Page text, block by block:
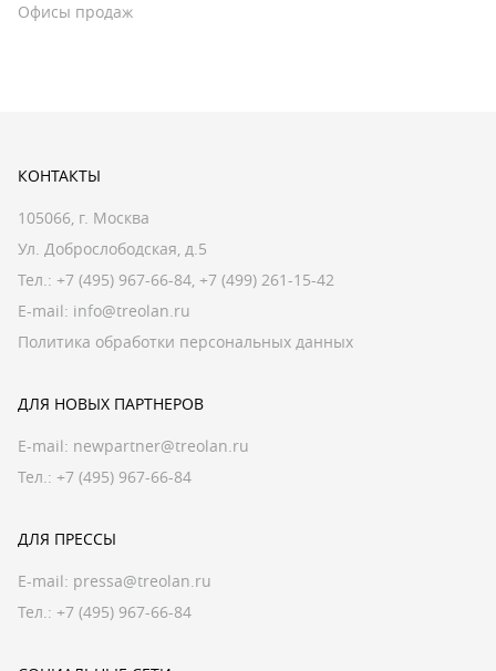
Офисы продаж
КОНТАКТЫ
105066, г. Москва
Ул. Доброслободская, д.5
Тел.: +7 (495) 967-66-84, +7 (499) 261-15-42
E-mail: info@treolan.ru
Политика обработки персональных данных
ДЛЯ НОВЫХ ПАРТНЕРОВ
E-mail: newpartner@treolan.ru
Тел.: +7 (495) 967-66-84
ДЛЯ ПРЕССЫ
E-mail: pressa@treolan.ru
Тел.: +7 (495) 967-66-84